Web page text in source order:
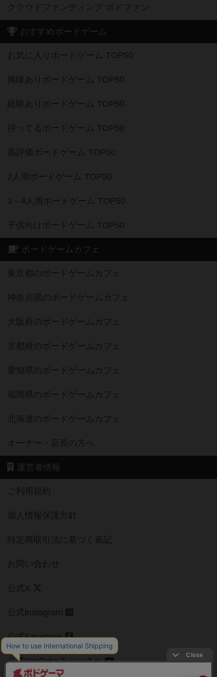
クラウドファンディング ボドファン
おすすめボードゲーム
お気に入りボードゲーム TOP50
興味ありボードゲーム TOP50
経験ありボードゲーム TOP50
持ってるボードゲーム TOP50
高評価ボードゲーム TOP50
2人用ボードゲーム TOP50
3～4人用ボードゲーム TOP50
子供向けボードゲーム TOP50
ボードゲームカフェ
東京都のボードゲームカフェ
神奈川県のボードゲームカフェ
大阪府のボードゲームカフェ
京都府のボードゲームカフェ
愛知県のボードゲームカフェ
福岡県のボードゲームカフェ
北海道のボードゲームカフェ
オーナー・店長の方へ
運営者情報
ご利用規約
個人情報保護方針
特定商取引法に基づく表記
お問い合わせ
公式X
公式instagram
公式Facebook
公式YouTubeチャンネル